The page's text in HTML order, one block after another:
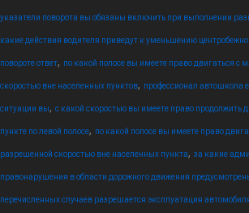
указатели поворота вы обязаны включить при выполнении
какие действия водителя приведут к уменьшению
повороте ответ, по какой полосе вы имеете право двигаться с
скоростью вне населенных пунктов, профессионал автошкола
ситуации вы, с какой скоростью вы имеете право продолжить
пункте по левой полосе, по какой полосе вы имеете право
разрешенной скоростью вне населенных пункта, за какие
правонарушения в области дорожного движения
перечисленных случаев разрешается эксплуатация